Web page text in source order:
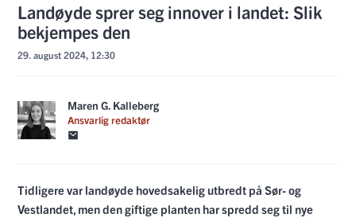
Landøyde sprer seg innover i landet: Slik
bekjempes den
29. august 2024, 12:30
Maren G. Kalleberg
Ansvarlig redaktør
Tidligere var landøyde hovedsakelig utbredt på Sør- og
Vestlandet, men den giftige planten har spredd seg til nye